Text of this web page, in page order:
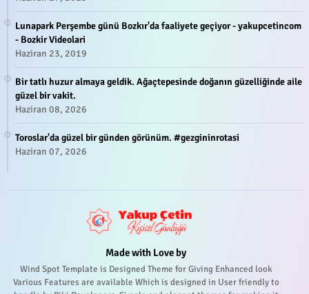
Lunapark Perşembe günü Bozkır'da faaliyete geçiyor - yakupcetincom
- Bozkir Videolari
Haziran 23, 2019
Bir tatlı huzur almaya geldik. Ağaçtepesinde doğanın güzelliğinde aile
güzel bir vakit.
Haziran 08, 2026
Toroslar'da güzel bir günden görünüm. #gezgininrotasi
Haziran 07, 2026
Made with Love by
Wind Spot Template is Designed Theme for Giving Enhanced look
Various Features are available Which is designed in User friendly to